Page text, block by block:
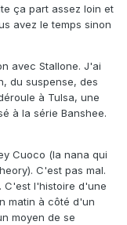
ça part assez loin et
avez le temps sinon
avec Stallone. J'ai
du suspense, des
à Tulsa, une
à la série Banshee.
Cuoco (la nana qui
C'est pas mal.
C'est l'histoire d'une
matin à côté d'un
moyen de se